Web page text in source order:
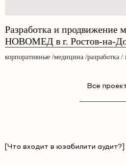
Разработка и продвижение
НОВОМЕД в г. Ростов-на-
корпоративные /медицина /разработка
Все
[Что входит в юзабилити аудит?]